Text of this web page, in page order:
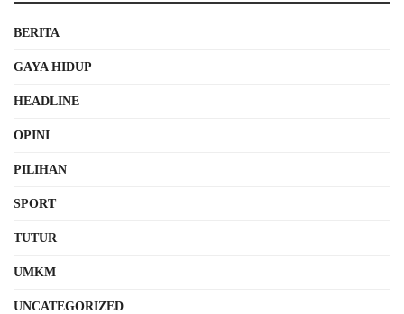
BERITA
GAYA HIDUP
HEADLINE
OPINI
PILIHAN
SPORT
TUTUR
UMKM
UNCATEGORIZED